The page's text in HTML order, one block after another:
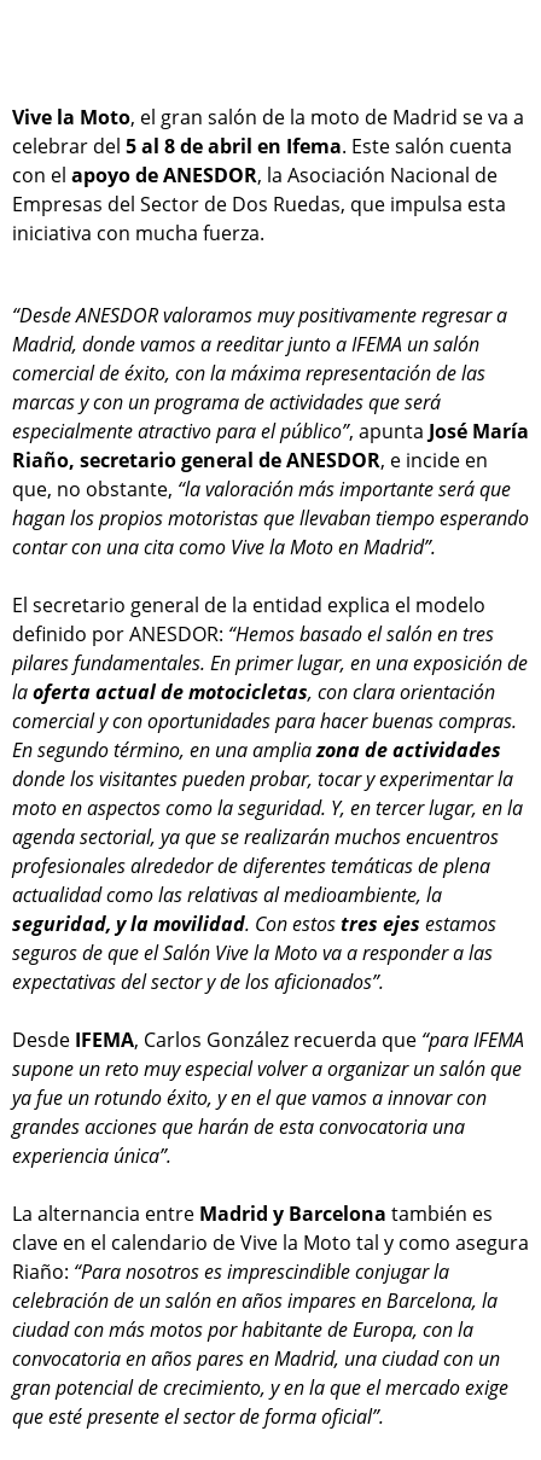
Vive la Moto, el gran salón de la moto de Madrid se va a
celebrar del 5 al 8 de abril en Ifema. Este salón cuenta
con el apoyo de ANESDOR, la Asociación Nacional de
Empresas del Sector de Dos Ruedas, que impulsa esta
iniciativa con mucha fuerza.
“Desde ANESDOR valoramos muy positivamente regresar a
Madrid, donde vamos a reeditar junto a IFEMA un salón
comercial de éxito, con la máxima representación de las
marcas y con un programa de actividades que será
especialmente atractivo para el público”, apunta José María
Riaño, secretario general de ANESDOR, e incide en
que, no obstante, “la valoración más importante será que
hagan los propios motoristas que llevaban tiempo esperando
contar con una cita como Vive la Moto en Madrid”.
El secretario general de la entidad explica el modelo
definido por ANESDOR: “Hemos basado el salón en tres
pilares fundamentales. En primer lugar, en una exposición de
laoferta actual de motocicletas, con clara orientación
comercial y con oportunidades para hacer buenas compras.
En segundo término, en una ampliazona de actividades
donde los visitantes pueden probar, tocar y experimentar la
moto en aspectos como la seguridad. Y, en tercer lugar, en la
agenda sectorial, ya que se realizarán muchos encuentros
profesionales alrededor de diferentes temáticas de plena
actualidad como las relativas al medioambiente, la
seguridad, y la movilidad. Con estostres ejes estamos
seguros de que el Salón Vive la Moto va a responder a las
expectativas del sector y de los aficionados”.
Desde IFEMA, Carlos González recuerda que “para IFEMA
supone un reto muy especial volver a organizar un salón que
ya fue un rotundo éxito, y en el que vamos a innovar con
grandes acciones que harán de esta convocatoria una
experiencia única”.
La alternancia entre Madrid y Barcelona también es
clave en el calendario de Vive la Moto tal y como asegura
Riaño: “Para nosotros es imprescindible conjugar la
celebración de un salón en años impares en Barcelona, la
ciudad con más motos por habitante de Europa, con la
convocatoria en años pares en Madrid, una ciudad con un
gran potencial de crecimiento, y en la que el mercado exige
que esté presente el sector de forma oficial”.